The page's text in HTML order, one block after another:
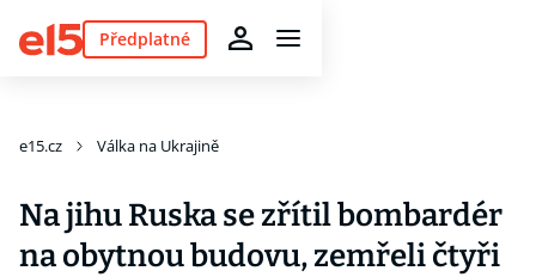
Předplatné
e15.cz Válka na Ukrajině
Na jihu Ruska se zřítil bombardér
na obytnou budovu, zemřeli čtyři